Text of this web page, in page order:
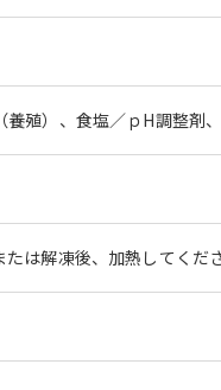
養殖）、食塩／ｐH調整剤
は解凍後、加熱してくださ